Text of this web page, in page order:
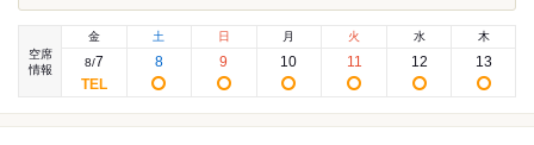
空席
情報
金
8/7
土
8
日
9
月
10
火
11
水
12
木
13